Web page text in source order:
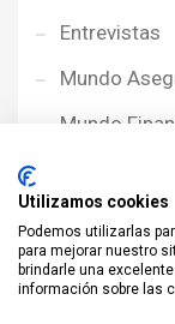
Entrevistas
Mundo
Mundo
Noticias
Utilizamos cookies
Podemos utilizarlas
para mejorar nuestro
brindarle una
información sobre las